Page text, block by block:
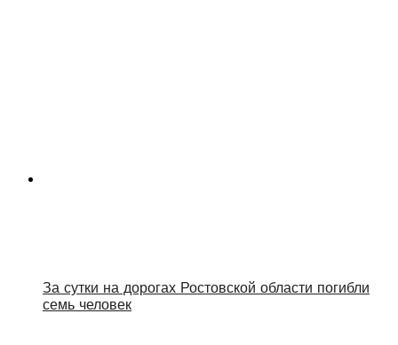
За сутки на дорогах Ростовской области погибли
семь человек